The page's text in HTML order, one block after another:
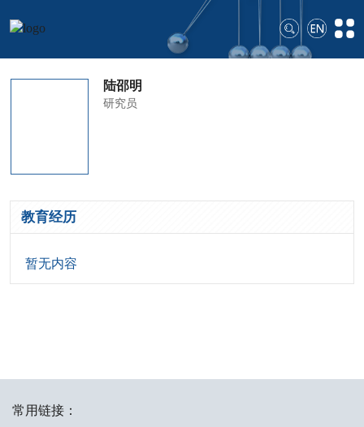
陆邵明
研究员
教育经历
暂无内容
常用链接：